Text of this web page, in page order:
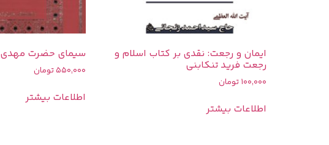
ایمان و رجعت: نقدی بر کتاب اسلام و
رجعت فرید تنکابنی
100,000تومان
اطلاعات بیشتر
سیمای حضرت مهدی
550,000تومان
اطلاعات بیشتر